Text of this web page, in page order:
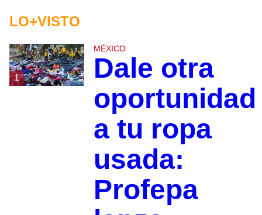
LO+VISTO
1
MÉXICO
Dale otra
oportunidad
a tu ropa
usada:
Profepa